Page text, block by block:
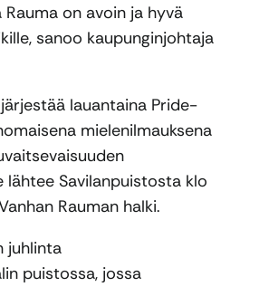
on avoin ja hyvä
sanoo kaupunginjohtaja
lauantaina Pride-
mielenilmauksena
lähtee Savilanpuistosta klo
Rauman halki.
juhlinta
puistossa, jossa